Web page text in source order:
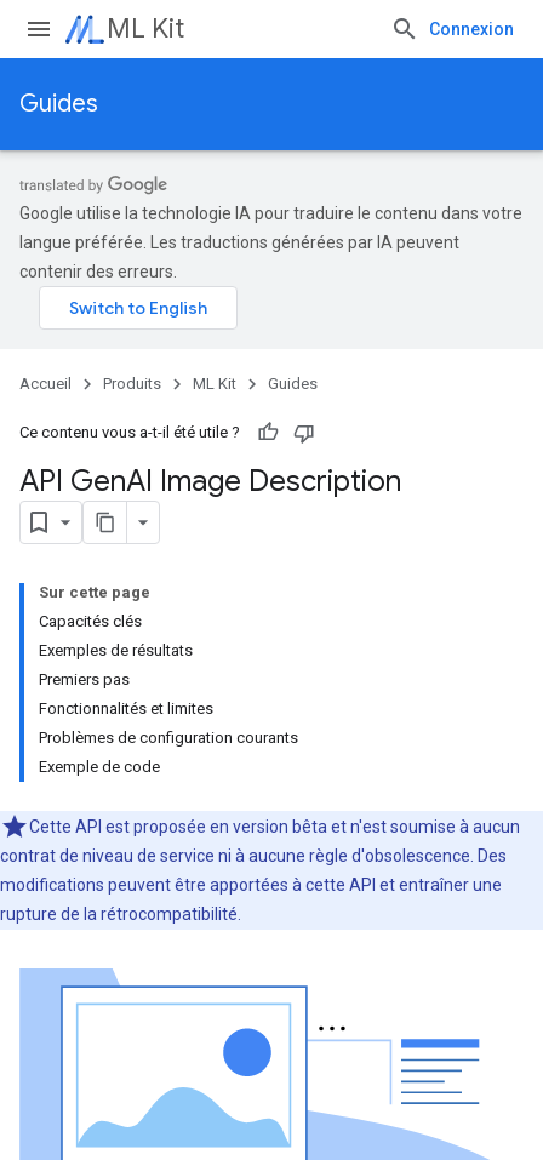
ML Kit Connexion
Guides
Google utilise la technologie IA pour traduire le contenu dans votre
langue préférée. Les traductions générées par IA peuvent
contenir des erreurs.
Accueil Produits ML Kit Guides
Ce contenu vous a-t-il été utile ?
API GenAI Image Description
Sur cette page
Capacités clés
Exemples de résultats
Premiers pas
Fonctionnalités et limites
Problèmes de configuration courants
Exemple de code
Cette API est proposée en version bêta et n'est soumise à aucun
contrat de niveau de service ni à aucune règle d'obsolescence. Des
modifications peuvent être apportées à cette API et entraîner une
rupture de la rétrocompatibilité.